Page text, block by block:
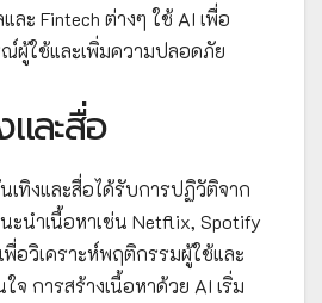
ละ Fintech ต่างๆ ใช้ AI เพื่อ
ผู้ใช้และเพิ่มความปลอดภัย
และสื่อ
ทิงและสื่อได้รับการปฏิวัติจาก
ะนำเนื้อหาเช่น Netflix, Spotify
พื่อวิเคราะห์พฤติกรรมผู้ใช้และ
จ การสร้างเนื้อหาด้วย AI เริ่ม